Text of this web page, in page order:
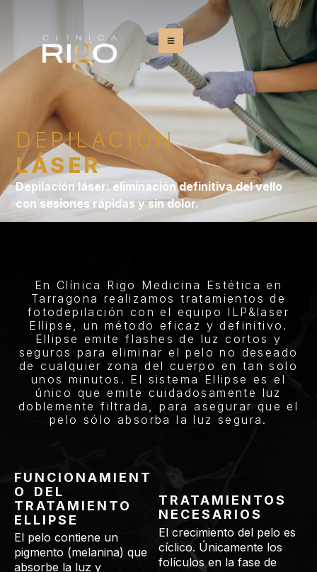
DEPILACIÓN
LÁSER
Depilación láser: eliminación definitiva del vello
con sesiones rápidas y sin dolor.
En Clínica Rigo Medicina Estética en
Tarragona realizamos tratamientos de
fotodepilación con el equipo ILP&laser
Ellipse, un método eficaz y definitivo.
Ellipse emite flashes de luz cortos y
seguros para eliminar el pelo no deseado
de cualquier zona del cuerpo en tan solo
unos minutos. El sistema Ellipse es el
único que emite cuidadosamente luz
doblemente filtrada, para asegurar que el
pelo sólo absorba la luz segura.
FUNCIONAMIENT
O DEL
TRATAMIENTO
ELLIPSE
El pelo contiene un
pigmento (melanina) que
absorbe la luz y
TRATAMIENTOS
NECESARIOS
El crecimiento del pelo es
cíclico. Únicamente los
folículos en la fase de